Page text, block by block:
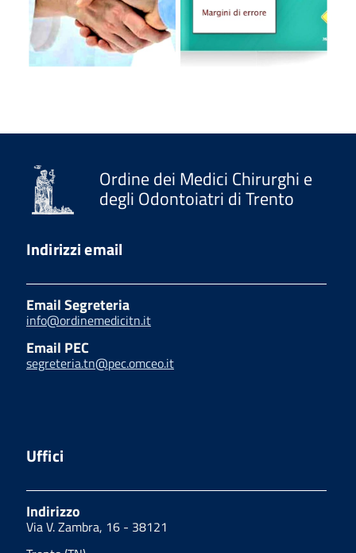
Ordine dei Medici Chirurghi e
degli Odontoiatri di Trento
Indirizzi email
Email Segreteria
info@ordinemedicitn.it
Email PEC
segreteria.tn@pec.omceo.it
Uffici
Indirizzo
Via V. Zambra, 16 - 38121